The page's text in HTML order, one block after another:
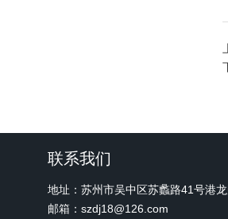
联系我们
地址：苏州市吴中区苏蠡路41号港
邮箱：szdj18@126.com